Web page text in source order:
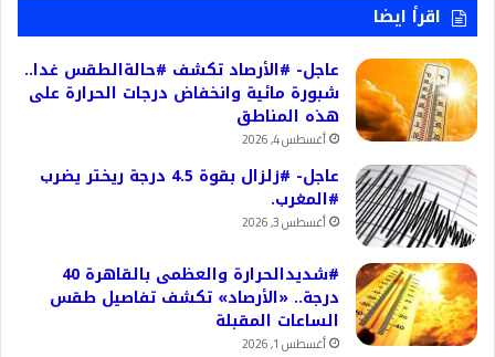
اقرأ ايضا
عاجل- #الأرصاد تكشف #حالةالطقس غدا..
شبورة مائية وانخفاض درجات الحرارة على
هذه المناطق
أغسطس 4, 2026
عاجل- #زلزال بقوة 4.5 درجة ريختر يضرب
#المغرب.
أغسطس 3, 2026
#شديدالحرارة والعظمى بالقاهرة 40
درجة.. «الأرصاد» تكشف تفاصيل طقس
الساعات المقبلة
أغسطس 1, 2026